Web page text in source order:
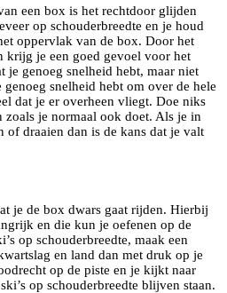
een box is het rechtdoor glijden
op schouderbreedte en je houd
oppervlak van de box. Door het
krijg je een goed gevoel voor het
je genoeg snelheid hebt, maar niet
snelheid hebt om over de hele
dat je er overheen vliegt. Doe niks
zoals je normaal ook doet. Als je in
of draaien dan is de kans dat je valt
je de box dwars gaat rijden. Hierbij
en die kun je oefenen op de
op schouderbreedte, maak een
en land dan met druk op je
op de piste en je kijkt naar
op schouderbreedte blijven staan.